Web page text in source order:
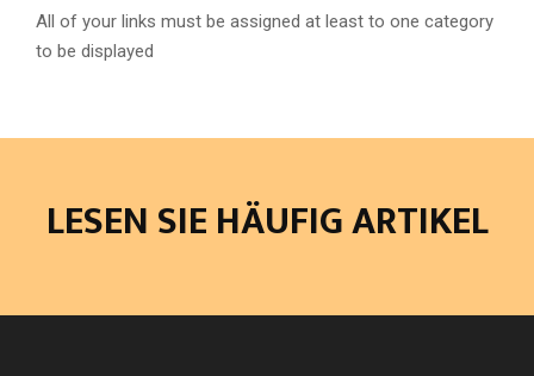
All of your links must be assigned at least to one category
to be displayed
LESEN SIE HÄUFIG ARTIKEL